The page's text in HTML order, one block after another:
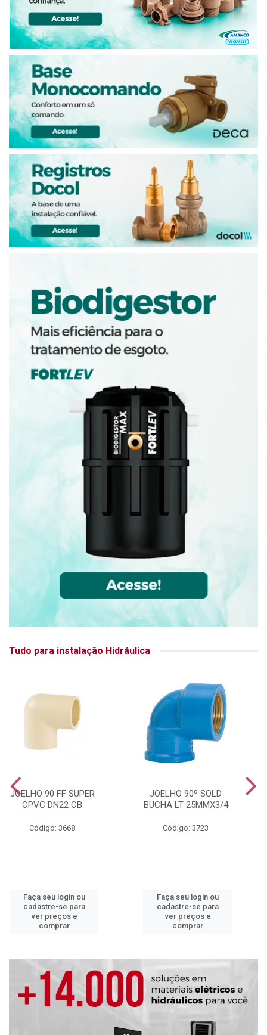
Tudo para instalação Hidráulica
JOELHO 90 FF SUPER
CPVC DN22 CB
Código: 3668
Faça seu login ou
cadastre-se para
ver preços e
comprar
JOELHO 90º SOLD
BUCHA LT 25MMX3/4
Código: 3723
Faça seu login ou
cadastre-se para
ver preços e
comprar